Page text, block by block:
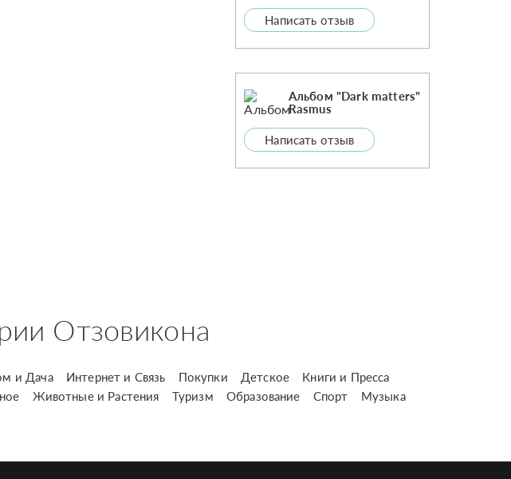
Написать отзыв
Альбом "Dark matters"
Rasmus
Написать отзыв
Отзовикона
и Дача Интернет и Связь Покупки Детское
Книги и Пресса
Животные и Растения Туризм Образование Спорт Музыка